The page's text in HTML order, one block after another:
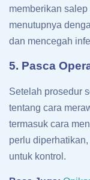
memberikan
menutupnya
dan mencegah
5. Pasca
Setelah prosedur
tentang cara
termasuk cara
perlu
untuk kontrol.